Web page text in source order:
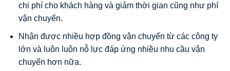
chi phí cho khách hàng và giảm thời gian cũng như phí
vận chuyển.
Nhận được nhiều hợp đồng vận chuyển từ các công ty
lớn và luôn luôn nỗ lực đáp ứng nhiều nhu cầu vận
chuyển hơn nữa.